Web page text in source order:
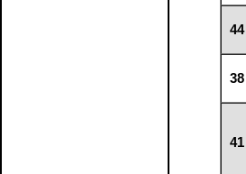
44
38
41